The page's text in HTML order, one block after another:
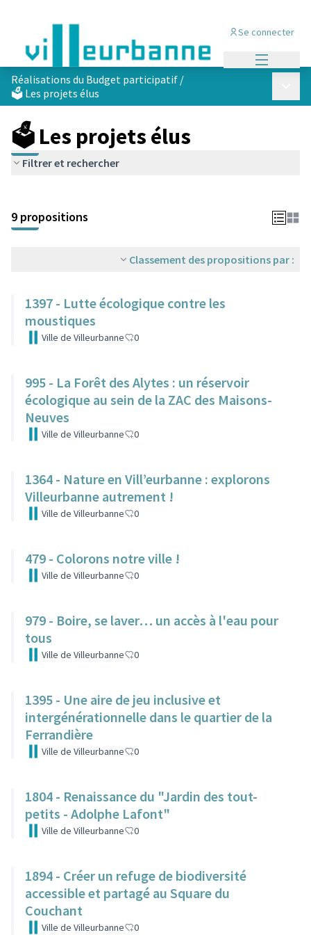
Se connecter
Réalisations du Budget participatif /
🗳️ Les projets élus
🗳️ Les projets élus
Filtrer et rechercher
+
−
9 propositions
Classement des propositions par :
1397 - Lutte écologique contre les
moustiques
Ville de Villeurbanne 0
995 - La Forêt des Alytes : un réservoir
écologique au sein de la ZAC des Maisons-
Neuves
Ville de Villeurbanne 0
1364 - Nature en Vill’eurbanne : explorons
Villeurbanne autrement !
Ville de Villeurbanne 0
479 - Colorons notre ville !
Ville de Villeurbanne 0
979 - Boire, se laver… un accès à l'eau pour
tous
Ville de Villeurbanne 0
1395 - Une aire de jeu inclusive et
intergénérationnelle dans le quartier de la
Ferrandière
Ville de Villeurbanne 0
1804 - Renaissance du "Jardin des tout-
petits - Adolphe Lafont"
Ville de Villeurbanne 0
1894 - Créer un refuge de biodiversité
accessible et partagé au Square du
Couchant
Ville de Villeurbanne 0